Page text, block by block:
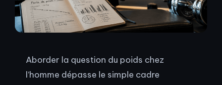
Aborder la question du poids chez
l’homme dépasse le simple cadre